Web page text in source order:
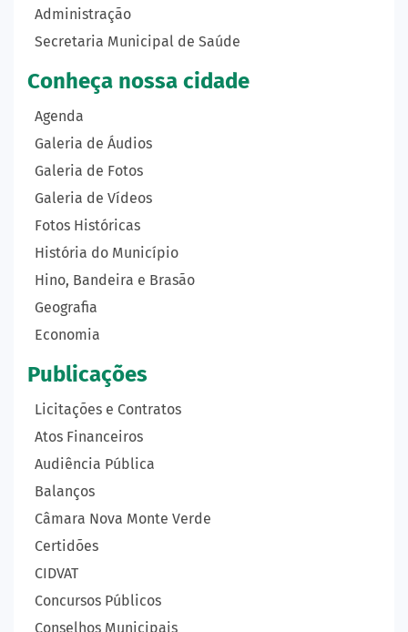
Administração
Secretaria Municipal de Saúde
Conheça nossa cidade
Agenda
Galeria de Áudios
Galeria de Fotos
Galeria de Vídeos
Fotos Históricas
História do Município
Hino, Bandeira e Brasão
Geografia
Economia
Publicações
Licitações e Contratos
Atos Financeiros
Audiência Pública
Balanços
Câmara Nova Monte Verde
Certidões
CIDVAT
Concursos Públicos
Conselhos Municipais